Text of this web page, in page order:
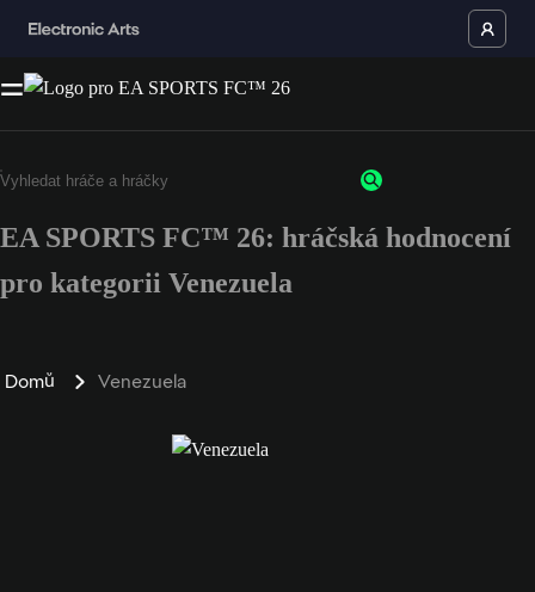
EA SPORTS FC™ 26: hráčská hodnocení
pro kategorii Venezuela
Domů Venezuela